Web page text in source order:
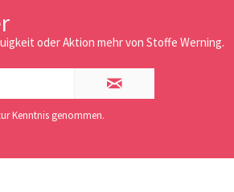
oder Aktion mehr von Stoffe Werning.
Kenntnis genommen.